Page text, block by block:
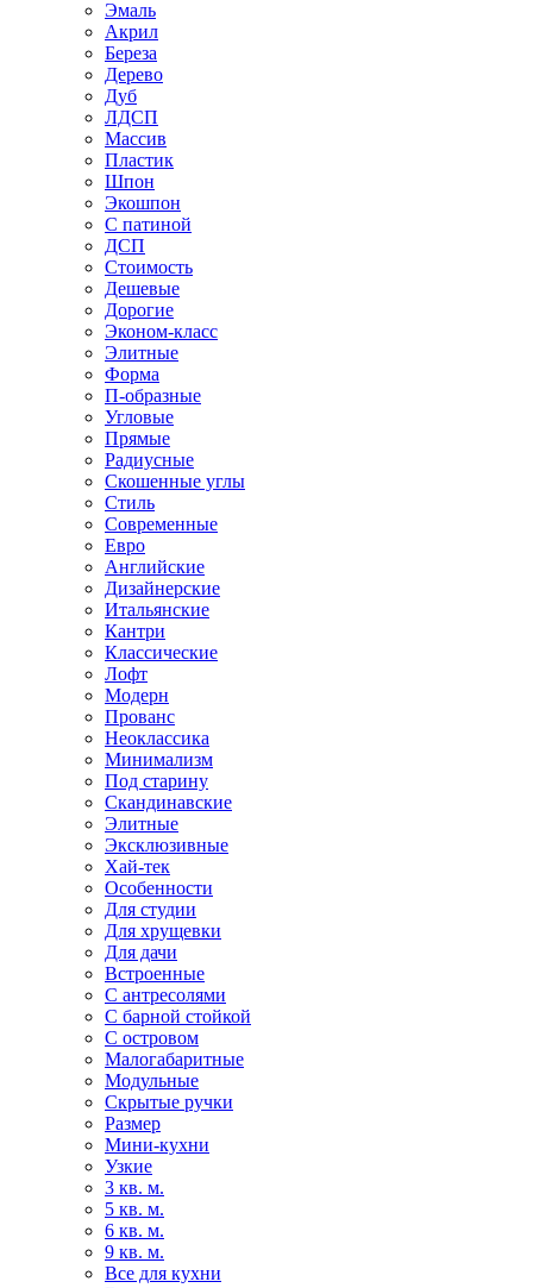
Эмаль
Акрил
Береза
Дерево
Дуб
ЛДСП
Массив
Пластик
Шпон
Экошпон
С патиной
ДСП
Стоимость
Дешевые
Дорогие
Эконом-класс
Элитные
Форма
П-образные
Угловые
Прямые
Радиусные
Скошенные углы
Стиль
Современные
Евро
Английские
Дизайнерские
Итальянские
Кантри
Классические
Лофт
Модерн
Прованс
Неоклассика
Минимализм
Под старину
Скандинавские
Элитные
Эксклюзивные
Хай-тек
Особенности
Для студии
Для хрущевки
Для дачи
Встроенные
С антресолями
С барной стойкой
С островом
Малогабаритные
Модульные
Скрытые ручки
Размер
Мини-кухни
Узкие
3 кв. м.
5 кв. м.
6 кв. м.
9 кв. м.
Все для кухни